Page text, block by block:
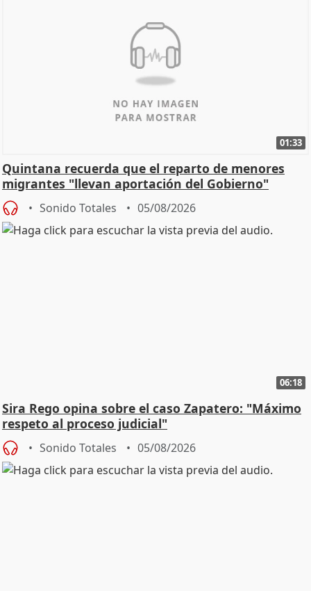
01:33
Quintana recuerda que el reparto de menores
migrantes "llevan aportación del Gobierno"
central
Sonido Totales 05/08/2026
06:18
Sira Rego opina sobre el caso Zapatero: "Máximo
respeto al proceso judicial"
Sonido Totales 05/08/2026